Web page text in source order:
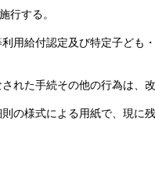
行する。
用給付認定及び特定子ども
れた手続その他の行為は、
の様式による用紙で、現に